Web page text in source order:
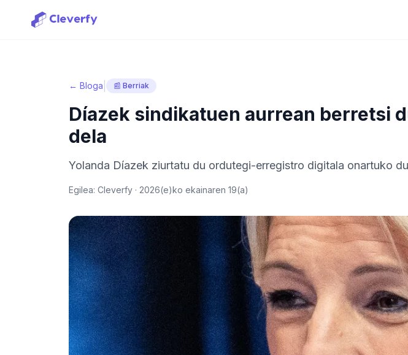
← Bloga 📰 Berriak
Díazek sindikatuen aurrean berretsi
dela
Yolanda Díazek ziurtatu du ordutegi-erregistro digitala onartuko
Egilea: Cleverfy · 2026(e)ko ekainaren 19(a)